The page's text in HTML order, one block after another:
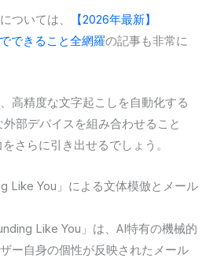
ついては、
【2026年最新】
できること全網羅の記事も非常に
高精度な文字起こしを自動化する
外部デバイスを組み合わせること
さらに引き出せるでしょう。
Like You」による文体模倣とメール
Like You」は、AI特有の機械的
ー自身の個性が反映されたメール